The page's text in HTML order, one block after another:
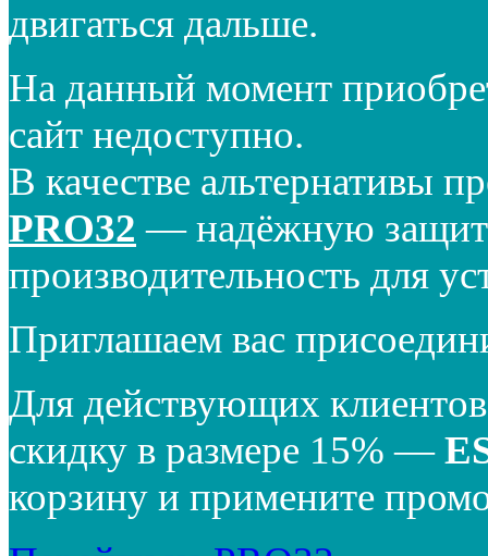
двигаться дальше.
На данный момент
сайт недоступно.
В качестве альтернативы
PRO32 — надёжную
производительность для
Приглашаем вас
Для действующих
скидку в размере 15% —
корзину и примените